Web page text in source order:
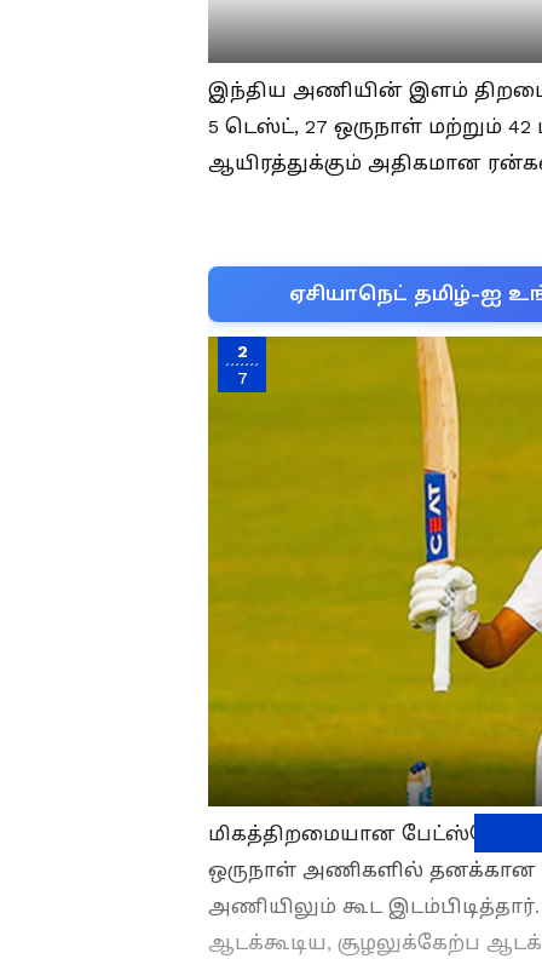
இந்திய அணியின் இளம்
5 டெஸ்ட், 27 ஒருநாள் மற்றும்
ஆயிரத்துக்கும் அதிகமான
ஏசியாநெட் தமிழ்-ஐ
2
7
மிகத்திறமையான
ஒருநாள் அணிகளில் தனக்கான
அணியிலும் கூட
ஆடக்கூடிய, சூழலுக்கேற்ப